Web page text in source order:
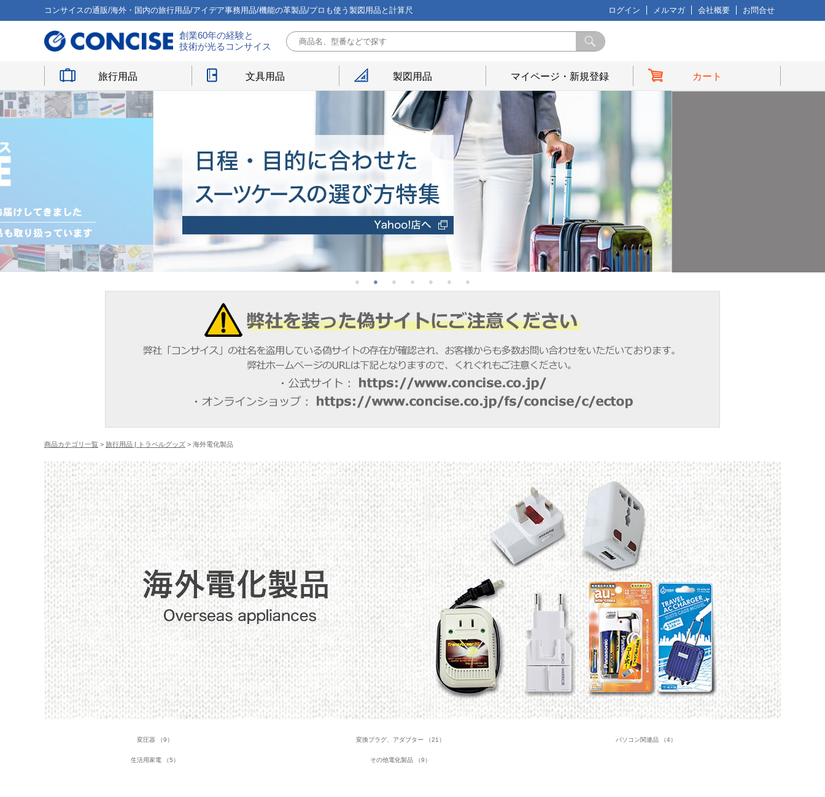
コンサイスの通販/海外・国内の旅行用品/アイデア事務用品/機能の革製品/プロも使う製図用品と計算尺 ログイン メルマガ 会社概要 お問合せ
創業60年の経験と
技術が光るコンサイス
旅行用品 文具用品 製図用品 マイページ・新規登録 カート
商品カテゴリ一覧 > 旅行用品 | トラベルグッズ > 海外電化製品
変圧器 （9） 変換プラグ、アダブター （21） パソコン関連品 （4）
生活用家電 （5） その他電化製品 （9）